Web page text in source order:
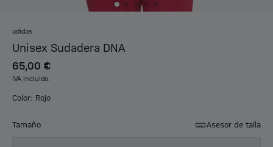
adidas
Unisex Sudadera DNA
65,00 €
IVA incluido.
Color: Rojo
Tamaño Asesor de talla